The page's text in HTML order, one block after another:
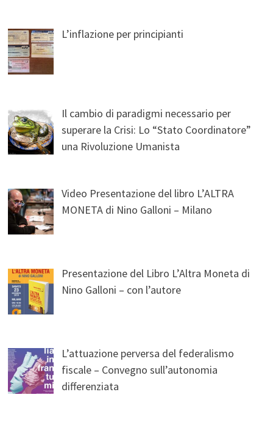
L’inflazione per principianti
Il cambio di paradigmi necessario per
superare la Crisi: Lo “Stato Coordinatore”
una Rivoluzione Umanista
Video Presentazione del libro L’ALTRA
MONETA di Nino Galloni – Milano
Presentazione del Libro L’Altra Moneta di
Nino Galloni – con l’autore
L’attuazione perversa del federalismo
fiscale – Convegno sull’autonomia
differenziata